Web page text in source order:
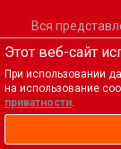
Вся
технических
стоимости
не является
положениями
Этот веб-сайт
При использовании
на использование
приватности.